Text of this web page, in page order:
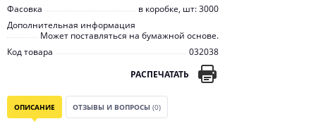
Фасовка
в коробке, шт: 3000
Дополнительная информация
Может поставляться на бумажной основе.
Код товара
032038
РАСПЕЧАТАТЬ
ОПИСАНИЕ ОТЗЫВЫ И ВОПРОСЫ (0)